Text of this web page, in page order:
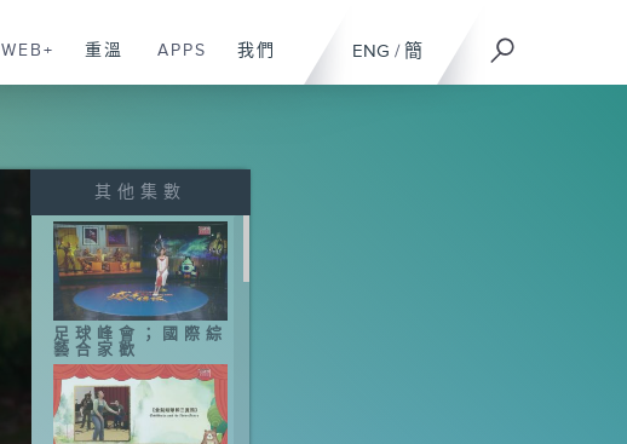
ENG / 簡
WEB+ 重溫 APPS 我們
其他集數
足球峰會；國際綜
藝合家歡